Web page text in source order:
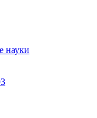
науки